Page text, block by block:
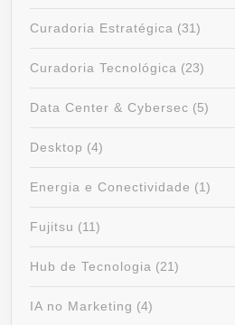
Curadoria Estratégica (31)
Curadoria Tecnológica (23)
Data Center & Cybersec (5)
Desktop (4)
Energia e Conectividade (1)
Fujitsu (11)
Hub de Tecnologia (21)
IA no Marketing (4)